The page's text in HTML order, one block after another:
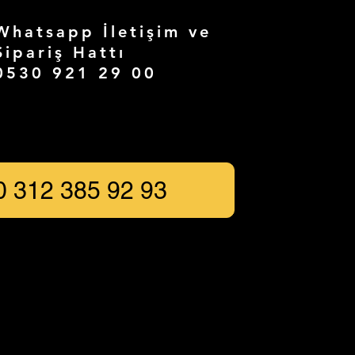
İletişim ve
Hattı
921 29 00
312 385 92 93